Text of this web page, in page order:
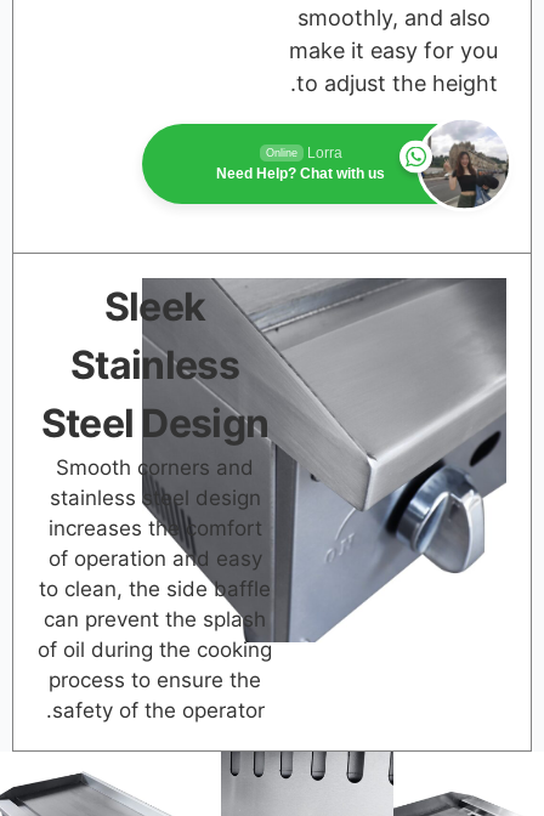
smoothly,
make it
to adjust
Lorra
Online
Need Help? Chat with us
Sleek
Stainless
Steel Design
Smooth corners and
stainless steel design
increases the comfort
of operation and easy
to clean, the side baffle
can prevent the splash
of oil during the cooking
process to ensure the
safety of the operator.